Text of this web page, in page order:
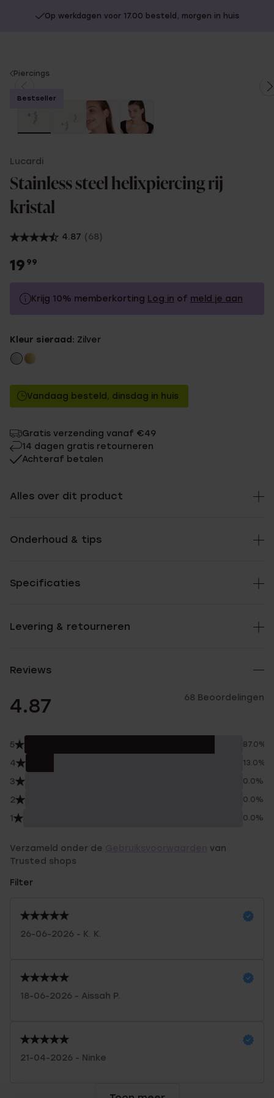
Op werkdagen voor 17.00 besteld, morgen in huis
You
here:
Piercings
Bestseller
Lucardi
Stainless steel helixpiercing rij
kristal
4.87 (68)
19 99
Krijg 10% memberkorting Log in of meld je aan
Zonder memberkorting
Kleur sieraad: Zilver
Vandaag besteld, dinsdag in huis
Gratis verzending vanaf €49
14 dagen gratis retourneren
Achteraf betalen
Alles over dit product
Onderhoud & tips
Specificaties
Levering & retourneren
Reviews
4.87 68 Beoordelingen
5 87.0%
4 13.0%
3 0.0%
2 0.0%
1 0.0%
Verzameld onder de
van
Trusted shops
Filter
26-06-2026 - K. K.
18-06-2026 - Aissah P.
21-04-2026 - Ninke